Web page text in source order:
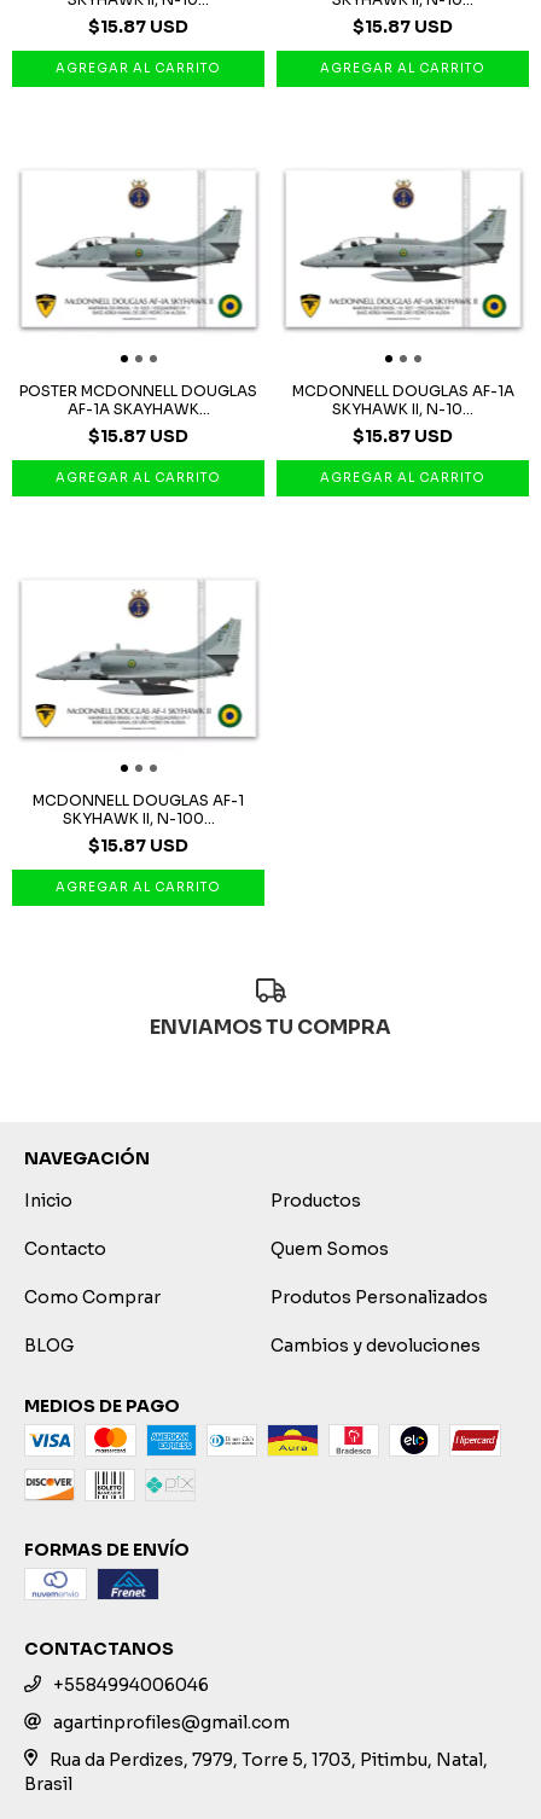
$15.87 USD $15.87 USD
POSTER MCDONNELL DOUGLAS
AF-1A SKAYHAWK...
$15.87 USD
MCDONNELL DOUGLAS AF-1A
SKYHAWK II, N-10...
$15.87 USD
MCDONNELL DOUGLAS AF-1
SKYHAWK II, N-100...
$15.87 USD
ENVIAMOS TU COMPRA
NAVEGACIÓN
Inicio
Productos
Contacto Quem Somos
Como Comprar Produtos Personalizados
BLOG Cambios y devoluciones
MEDIOS DE PAGO
FORMAS DE ENVÍO
CONTACTANOS
+5584994006046
agartinprofiles@gmail.com
Rua da Perdizes, 7979, Torre 5, 1703, Pitimbu, Natal,
Brasil